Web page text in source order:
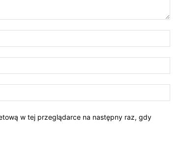
w tej przeglądarce na następny raz, gdy